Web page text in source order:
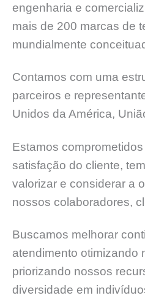
engenharia e
mais de 200 marcas de
mundialmente
Contamos com uma
parceiros e
Unidos da América,
Estamos
satisfação do cliente,
valorizar e considerar a
nossos colaboradores,
Buscamos melhorar
atendimento otimizando
priorizando nossos
diversidade em